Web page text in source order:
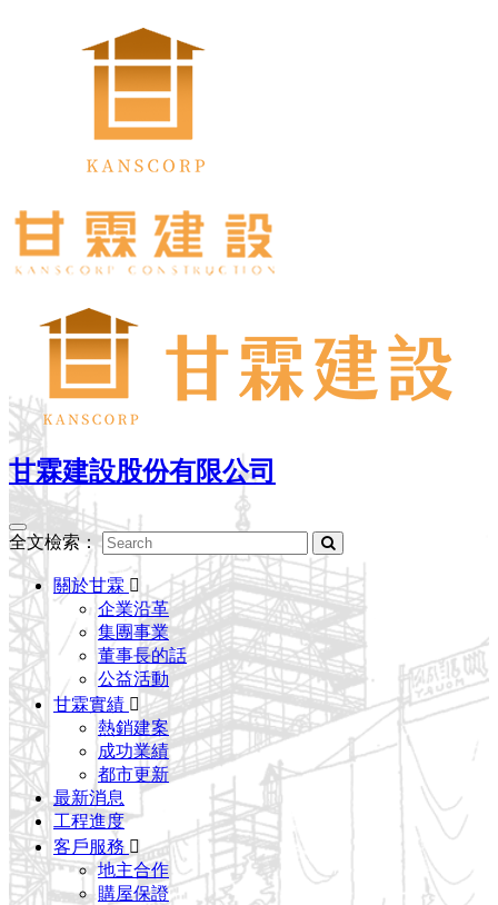
甘霖建設股份有限公司
Toggle
navigation
全文檢索：
關於甘霖
企業沿革
集團事業
董事長的話
公益活動
甘霖實績
熱銷建案
成功業績
都市更新
最新消息
工程進度
客戶服務
地主合作
購屋保證